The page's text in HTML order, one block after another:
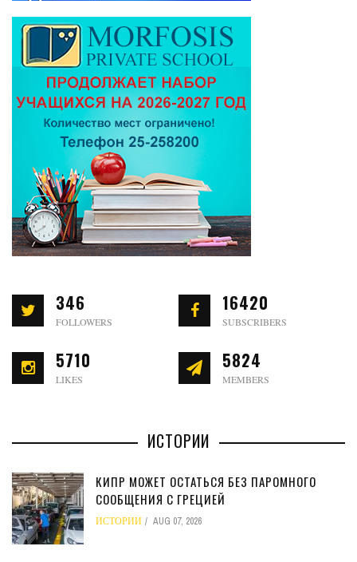
346
FOLLOWERS
16420
SUBSCRIBERS
5710
LIKES
5824
MEMBERS
ИСТОРИИ
КИПР МОЖЕТ ОСТАТЬСЯ БЕЗ ПАРОМНОГО
СООБЩЕНИЯ С ГРЕЦИЕЙ
ИСТОРИИ AUG 07, 2026